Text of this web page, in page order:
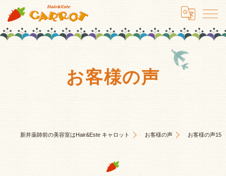
お客様の声
新井薬師前の美容室はHair&Este キャロット お客様の声 お客様の声15